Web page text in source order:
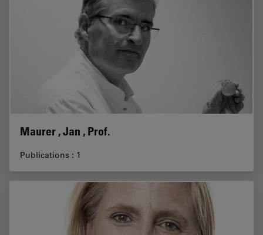
Maurer , Jan , Prof.
Publications : 1